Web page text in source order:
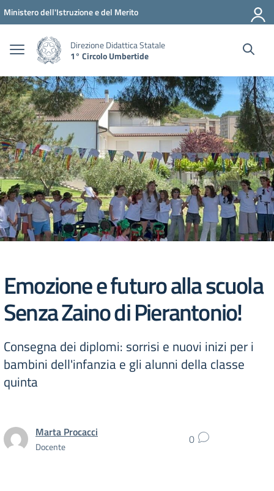
Vai ai contenuti
Vai al menu di navigazione
Vai al footer
Ministero dell'Istruzione e del Merito
Direzione Didattica Statale
1° Circolo Umbertide
Emozione e futuro alla scuola
Senza Zaino di Pierantonio!
Consegna dei diplomi: sorrisi e nuovi inizi per i
bambini dell'infanzia e gli alunni della classe
quinta
Marta Procacci
Docente 0